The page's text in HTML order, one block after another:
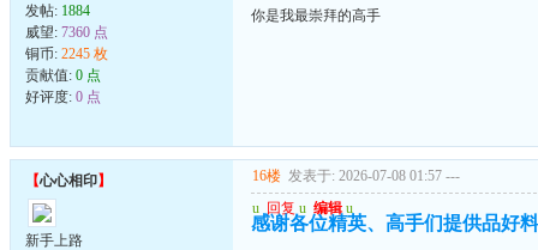
发帖: 1884
威望: 7360 点
铜币: 2245 枚
贡献值: 0 点
好评度: 0 点
你是我最崇拜的高手
【心心相印】
新手上路
16楼 发表于: 2026-07-08 01:57 ---
u 回复 u 编辑 u
感谢各位精英、高手们提供品好